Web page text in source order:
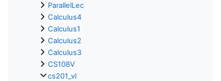
ParallelLec
Calculus4
Calculus1
Calculus2
Calculus3
CS108V
cs201_vl